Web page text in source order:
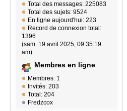
Total des messages: 225083
Total des sujets: 9524
En ligne aujourd'hui: 223
Record de connexion total:
1396
(sam. 19 avril 2025, 09:35:19
am)
Membres en ligne
Membres: 1
Invités: 203
Total: 204
Fredzcox